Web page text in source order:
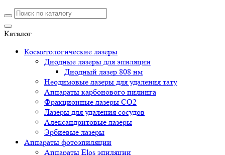
Каталог
Косметологические лазеры
Диодные лазеры для эпиляции
Диодный лазер 808 нм
Неодимовые лазеры для удаления тату
Аппараты карбонового пилинга
Фракционные лазеры CO2
Лазеры для удаления сосудов
Александритовые лазеры
Эрбиевые лазеры
Аппараты фотоэпиляции
Аппараты Elos эпиляции